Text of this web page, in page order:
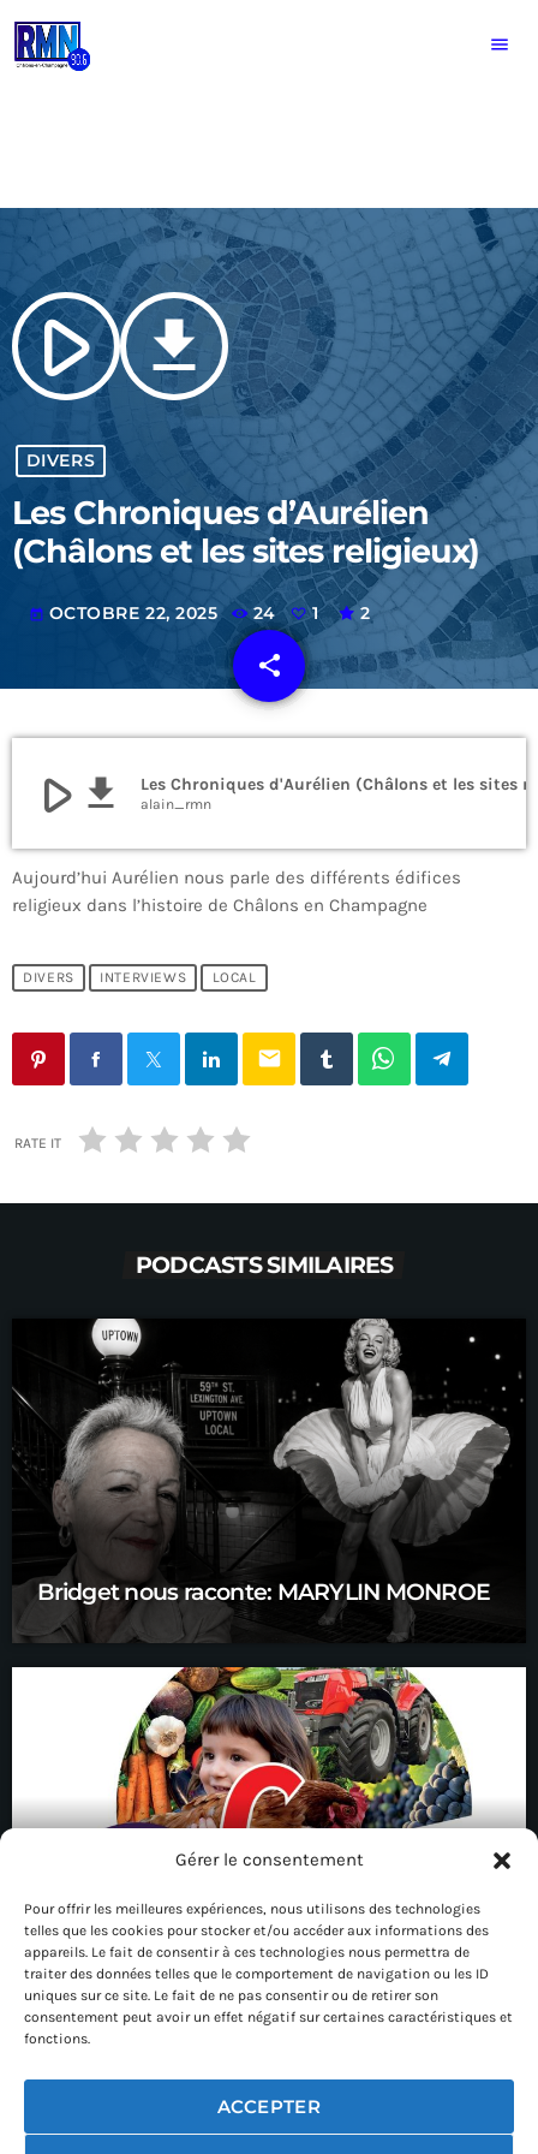
Gérer le consentement
Pour offrir les meilleures expériences, nous utilisons des technologies
telles que les cookies pour stocker et/ou accéder aux informations des
appareils. Le fait de consentir à ces technologies nous permettra de
traiter des données telles que le comportement de navigation ou les ID
uniques sur ce site. Le fait de ne pas consentir ou de retirer son
consentement peut avoir un effet négatif sur certaines caractéristiques et
fonctions.
ACCEPTER
menu
play_arrow file_download
DIVERS
Les Chroniques d’Aurélien
(Châlons et les sites religieux)
today OCTOBRE 22, 2025 24 1 2
share
email
play_arrowfile_download alain_rmn
Aujourd’hui Aurélien nous parle des différents édifices
religieux dans l’histoire de Châlons en Champagne
DIVERS INTERVIEWS LOCAL
email
RATE IT
PODCASTS SIMILAIRES
Bridget nous raconte: MARYLIN MONROE
Edition 80 : la foire de Châlons
03 26 21 32 36